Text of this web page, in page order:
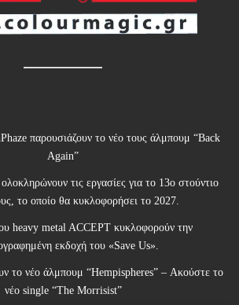
παρουσιάζουν το νέο τους άλμπουμ “Back
Again”
τις εργασίες για το 13ο στούντιο
το οποίο θα κυκλοφορήσει το 2027.
heavy metal ACCEPT κυκλοφορούν την
εκδοχή του «Save Us».
το νέο άλμπουμ “Hempispheres” – Ακούστε το
νέο single “The Morrisist”